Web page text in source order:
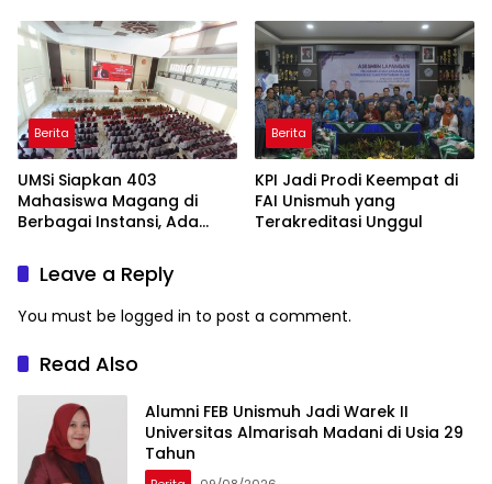
Berita
UMSi Siapkan 403
Mahasiswa Magang di
Berbagai Instansi, Ada
Taiwan
Berita
KPI Jadi Prodi Keempat di
FAI Unismuh yang
Terakreditasi Unggul
Leave a Reply
You must be logged in to post a comment.
Read Also
Alumni FEB Unismuh Jadi Warek II
Universitas Almarisah Madani di Usia 29
Tahun